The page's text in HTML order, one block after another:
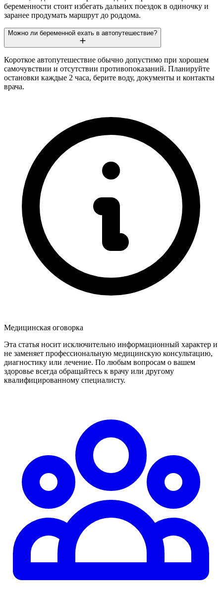
беременности стоит избегать дальних поездок в одиночку и
заранее продумать маршрут до роддома.
Можно ли беременной ехать в автопутешествие?
Короткое автопутешествие обычно допустимо при хорошем
самочувствии и отсутствии противопоказаний. Планируйте
остановки каждые 2 часа, берите воду, документы и контакты
врача.
Медицинская оговорка
Эта статья носит исключительно информационный характер и
не заменяет профессиональную медицинскую консультацию,
диагностику или лечение. По любым вопросам о вашем
здоровье всегда обращайтесь к врачу или другому
квалифицированному специалисту.